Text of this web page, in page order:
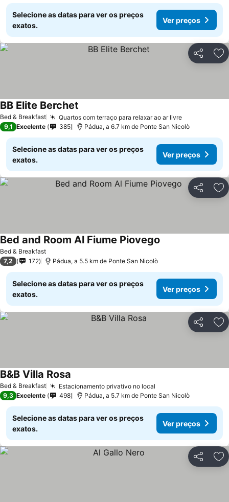
Selecione as datas para ver os preços
exatos.
Ver preços
Partilhar
Bed & Breakfast Quartos com terraço para relaxar ao ar livre
BB Elite Berchet
9,1 Excelente 385 Pádua, a 6.7 km de Ponte San Nicolò
Selecione as datas para ver os preços
exatos.
Ver preços
Partilhar
Bed & Breakfast
Bed and Room Al Fiume Piovego
7,2 172 Pádua, a 5.5 km de Ponte San Nicolò
Selecione as datas para ver os preços
exatos.
Ver preços
Partilhar
Bed & Breakfast Estacionamento privativo no local
B&B Villa Rosa
9,3 Excelente 498 Pádua, a 5.7 km de Ponte San Nicolò
Selecione as datas para ver os preços
exatos.
Ver preços
Partilhar